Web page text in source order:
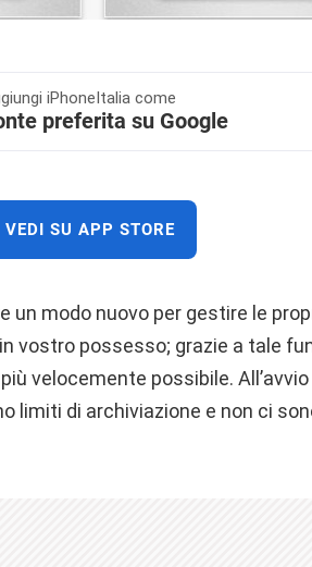
iPhoneItalia come
preferita su Google
VEDI SU APP STORE
un modo nuovo per gestire le
vostro possesso; grazie a tale
velocemente possibile.
limiti di archiviazione e non ci